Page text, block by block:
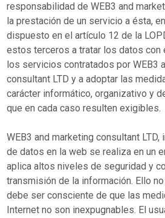
responsabilidad de WEB3 and
la prestación de un servicio a ésta,
dispuesto en el artículo 12 de la
estos terceros a tratar los datos con
los servicios contratados por WEB3
consultant LTD y a adoptar las
carácter informático, organizativo y
que en cada caso resulten exigibles.
WEB3 and marketing consultant
de datos en la web se realiza en un
aplica altos niveles de seguridad y
transmisión de la información. Ello
debe ser consciente de que las
Internet no son inexpugnables. El